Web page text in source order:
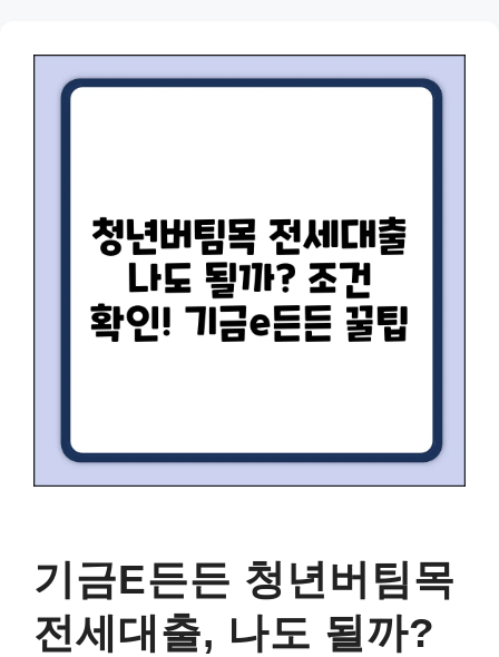
기금E든든 청년버팀목
전세대출, 나도 될까?